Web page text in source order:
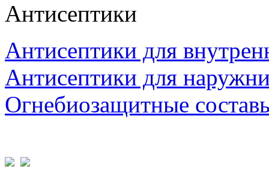
Антисептики
Антисептики для
Антисептики для
Огнебиозащитные